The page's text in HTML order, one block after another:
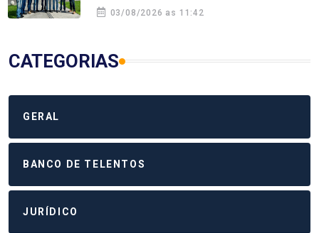
03/08/2026 as 11:42
CATEGORIAS
GERAL
BANCO DE TELENTOS
JURÍDICO